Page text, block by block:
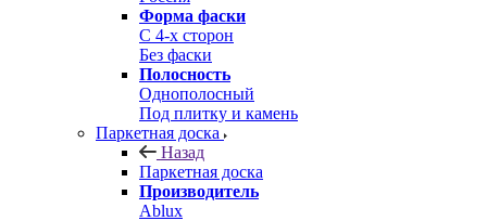
Форма фаски
С 4-х сторон
Без фаски
Полосность
Однополосный
Под плитку и камень
Паркетная доска
Назад
Паркетная доска
Производитель
Ablux